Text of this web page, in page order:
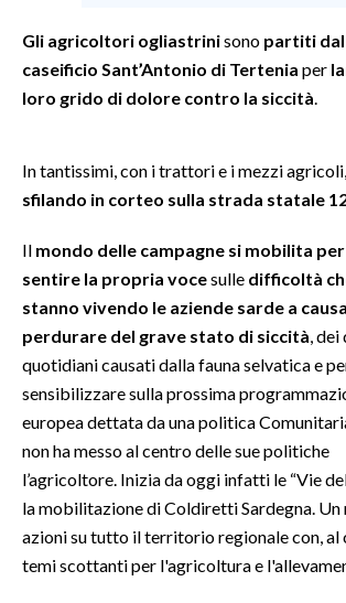
CULTURA
SALUTE
SARDEGNA TURISMO
SARDI NEL MONDO
NOTIZIE
EVENTI
#CARAUNIONE
3 MINUTI CON
Gli agricoltori ogliastrinisono partiti dal
caseificio Sant’Antonio di Tertenia per
loro grido di dolore contro la siccità
In tantissimi, con i trattori e i mezzi
sfilando in corteo sulla strada statale
Il mondo delle campagne si mobilita
sentire la propria vocesulle difficoltà
stanno vivendo le aziende sarde a
perdurare del grave stato di siccità ,
quotidiani causati dalla fauna selvatica e
sensibilizzare sulla prossima
europea dettata da una politica
non ha messo al centro delle sue politiche
l’agricoltore. Inizia da oggi infatti le “Vie
la mobilitazione di Coldiretti Sardegna. Un
azioni su tutto il territorio regionale con, al
temi scottanti per l'agricoltura e